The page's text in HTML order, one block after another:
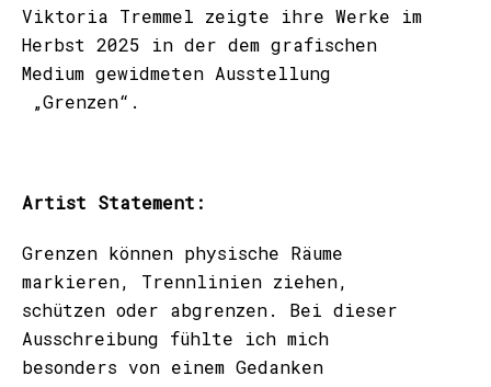
Viktoria Tremmel zeigte ihre Werke im
Herbst 2025 in der dem grafischen
Medium gewidmeten Ausstellung
„Grenzen“.
Artist Statement:
Grenzen können physische Räume
markieren, Trennlinien ziehen,
schützen oder abgrenzen. Bei dieser
Ausschreibung fühlte ich mich
besonders von einem Gedanken